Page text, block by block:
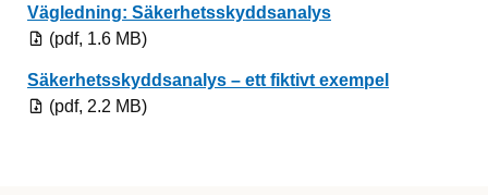
Vägledning: SäkerhetsskyddsanalysPdf, 1.6 MB.
(pdf, 1.6 MB)
Säkerhetsskyddsanalys – ett fiktivt exempelPdf, 2.2 MB.
(pdf, 2.2 MB)